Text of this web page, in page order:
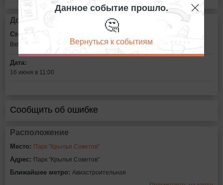
Дополнительная информация
Стоимость билетов:
Вход свободный
Дата:
16 июня в 11:00
Сообщить об ошибке
Расположение
Место: Парк "Крылья Советов"
Адрес: Парк "Крылья Советов"
Ближайшее метро: Авиастроительная
Данное событие прошло.
🤔
Вернуться к событиям